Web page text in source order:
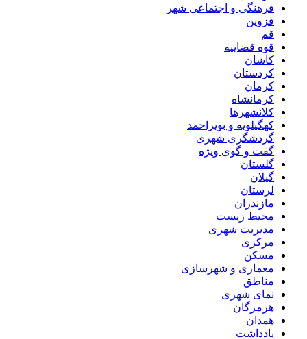
فرهنگی و اجتماعی شهر
قزوین
قم
قوه قضاییه
کاشان
کردستان
کرمان
کرمانشاه
کلانشهرها
کهگیلویه و بویراحمد
گردشگری شهری
گفت و گوی ویژه
گلستان
گیلان
لرستان
مازندران
محیط زیست
مدیریت شهری
مرکزی
مسکن
معماری و شهرسازی
مناطق
نمای شهری
هرمزگان
همدان
یادداشت